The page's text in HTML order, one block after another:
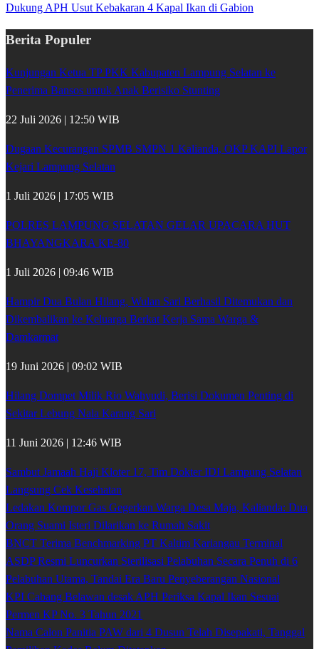
Dukung APH Usut Kebakaran 4 Kapal Ikan di Gabion
Berita Populer
Kunjungan Ketua TP PKK Kabupaten Lampung Selatan ke
Penerima Bansos untuk Anak Berisiko Stunting
22 Juli 2026 | 12:50 WIB
Dugaan Kecurangan SPMB SMPN 1 Kalianda, OKP KAPI Lapor
Kejari Lampung Selatan
1 Juli 2026 | 17:05 WIB
POLRES LAMPUNG SELATAN GELAR UPACARA HUT
BHAYANGKARA KE-80
1 Juli 2026 | 09:46 WIB
Hampir Dua Bulan Hilang, Wulan Sari Berhasil Ditemukan dan
Dikembalikan ke Keluarga Berkat Kerja Sama Warga &
Damkarmat
19 Juni 2026 | 09:02 WIB
Hilang Dompet Milik Rio Wahyudi, Berisi Dokumen Penting di
Sekitar Lebung Nala Karang Sari
11 Juni 2026 | 12:46 WIB
Sambut Jamaah Haji Kloter 17, Tim Dokter IDI Lampung Selatan
Langsung Cek Kesehatan
Ledakan Kompor Gas Gegerkan Warga Desa Maja, Kalianda: Dua
Orang Suami Isteri Dilarikan ke Rumah Sakit
BNCT Terima Benchmarking PT Kaltim Kariangau Terminal
ASDP Resmi Luncurkan Sterilisasi Pelabuhan Secara Penuh di 6
Pelabuhan Utama, Tandai Era Baru Penyeberangan Nasional
KPI Cabang Belawan desak APH Periksa Kapal Ikan Sesuai
Permen KP No. 3 Tahun 2021
Nama Calon Panitia PAW dari 4 Dusun Telah Disepakati, Tanggal